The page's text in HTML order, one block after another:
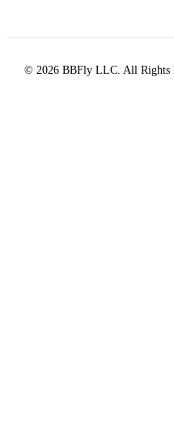
© 2026 BBFly LLC. All Rights